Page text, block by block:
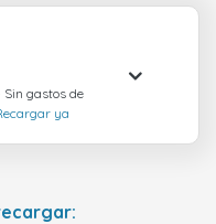
Sin gastos de
ya